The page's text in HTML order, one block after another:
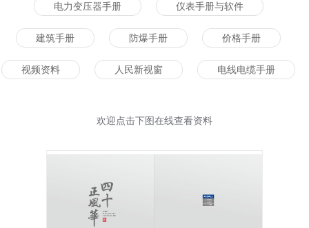
电力变压器手册 仪表手册与软件
建筑手册 防爆手册 价格手册
视频资料 人民新视窗 电线电缆手册
欢迎点击下图在线查看资料